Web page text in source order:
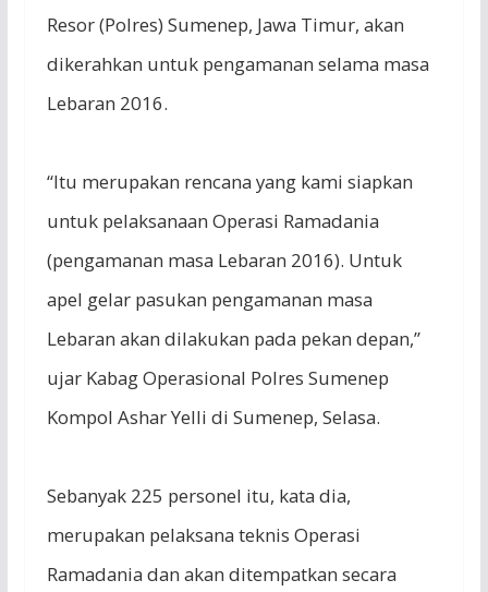
Resor (Polres) Sumenep, Jawa Timur, akan
dikerahkan untuk pengamanan selama masa
Lebaran 2016.
“Itu merupakan rencana yang kami siapkan
untuk pelaksanaan Operasi Ramadania
(pengamanan masa Lebaran 2016). Untuk
apel gelar pasukan pengamanan masa
Lebaran akan dilakukan pada pekan depan,”
ujar Kabag Operasional Polres Sumenep
Kompol Ashar Yelli di Sumenep, Selasa.
Sebanyak 225 personel itu, kata dia,
merupakan pelaksana teknis Operasi
Ramadania dan akan ditempatkan secara